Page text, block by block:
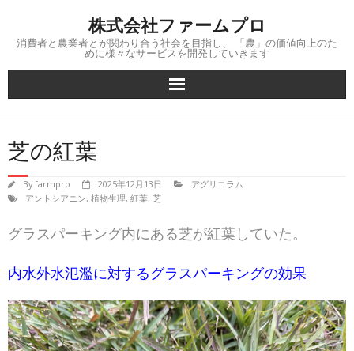
content
株式会社ファームプロ
消費者と農業者とが関わり合う社会を目指し、 「農」の価値向上のた
めに様々なサービスを開発していきます
芝の紅葉
Byfarmpro 2025年12月13日
アグリコラム
アントシアニン, 植物生理, 紅葉, 芝
グラスパーキング内にある芝が紅葉していた。
内水外水氾濫に対するグラスパーキングの効果